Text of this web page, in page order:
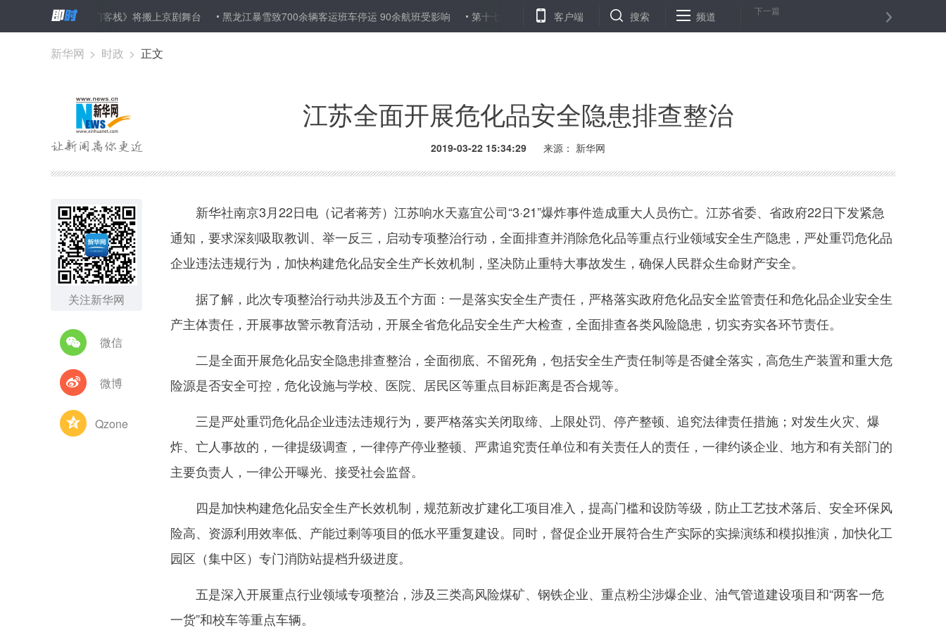
香港电影《新龙门客栈》将搬上京剧舞台 黑龙江暴雪致700余辆客运班车停运 90余航班受影响 第十七届“魅力重庆·壮丽三峡”渝台基层交流活动启动 国务院成立江苏响水天嘉宜化工有限公司“3·21”特别
客户端 搜索 频道 下一篇
新华网 > 时政 > 正文
江苏全面开展危化品安全隐患排查整治
2019-03-22 15:34:29 来源： 新华网
关注新华网
微信
微博
Qzone
新华社南京3月22日电（记者蒋芳）江苏响水天嘉宜公司“3·21”爆炸事件造成重大人员伤亡。江苏省委、省政府22日下发紧急
通知，要求深刻吸取教训、举一反三，启动专项整治行动，全面排查并消除危化品等重点行业领域安全生产隐患，严处重罚危化品
企业违法违规行为，加快构建危化品安全生产长效机制，坚决防止重特大事故发生，确保人民群众生命财产安全。
据了解，此次专项整治行动共涉及五个方面：一是落实安全生产责任，严格落实政府危化品安全监管责任和危化品企业安全生
产主体责任，开展事故警示教育活动，开展全省危化品安全生产大检查，全面排查各类风险隐患，切实夯实各环节责任。
二是全面开展危化品安全隐患排查整治，全面彻底、不留死角，包括安全生产责任制等是否健全落实，高危生产装置和重大危
险源是否安全可控，危化设施与学校、医院、居民区等重点目标距离是否合规等。
三是严处重罚危化品企业违法违规行为，要严格落实关闭取缔、上限处罚、停产整顿、追究法律责任措施；对发生火灾、爆
炸、亡人事故的，一律提级调查，一律停产停业整顿、严肃追究责任单位和有关责任人的责任，一律约谈企业、地方和有关部门的
主要负责人，一律公开曝光、接受社会监督。
四是加快构建危化品安全生产长效机制，规范新改扩建化工项目准入，提高门槛和设防等级，防止工艺技术落后、安全环保风
险高、资源利用效率低、产能过剩等项目的低水平重复建设。同时，督促企业开展符合生产实际的实操演练和模拟推演，加快化工
园区（集中区）专门消防站提档升级进度。
五是深入开展重点行业领域专项整治，涉及三类高风险煤矿、钢铁企业、重点粉尘涉爆企业、油气管道建设项目和“两客一危
一货”和校车等重点车辆。